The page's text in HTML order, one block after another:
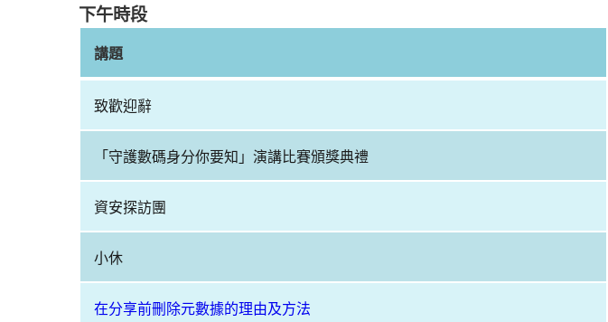
要
討
比
頒
下午時段
安
網
2023
-
「守
護
講題
致歡迎辭
「守護數碼身分你要知」演講比賽頒獎典禮
資安探訪團
小休
在分享前刪除元數據的理由及方法